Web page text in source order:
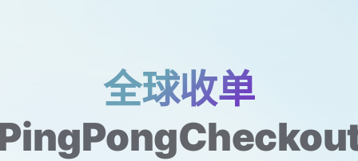
全球收单